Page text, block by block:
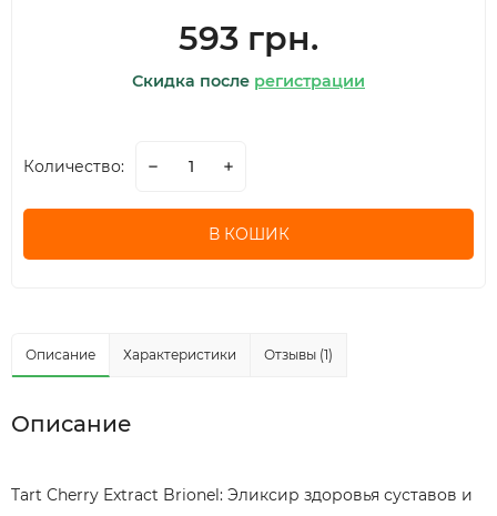
593 грн.
Скидка после регистрации
Количество:
В КОШИК
Описание Характеристики Отзывы (1)
Описание
Tart Cherry Extract Brionel: Эликсир здоровья суставов и